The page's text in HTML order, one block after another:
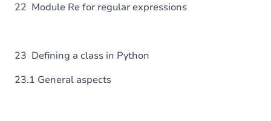
22 Module Re for regular expressions
23 Defining a class in Python
23.1 General aspects